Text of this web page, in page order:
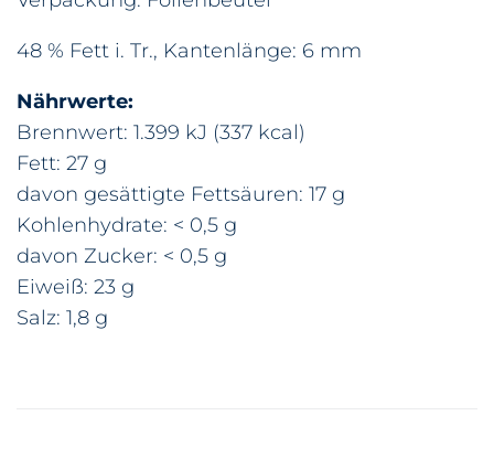
48 % Fett i. Tr., Kantenlänge: 6 mm
Nährwerte:
Brennwert: 1.399 kJ (337 kcal)
Fett: 27 g
davon gesättigte Fettsäuren: 17 g
Kohlenhydrate: < 0,5 g
davon Zucker: < 0,5 g
Eiweiß: 23 g
Salz: 1,8 g